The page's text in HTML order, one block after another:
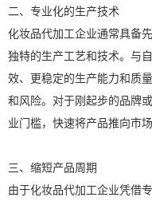
二、专业化的生产技术
化妆品代加工企业通常具备
独特的生产工艺和技术。与
效、更稳定的生产能力和质
和风险。对于刚起步的品牌
业门槛，快速将产品推向市场
三、缩短产品周期
由于化妆品代加工企业凭借